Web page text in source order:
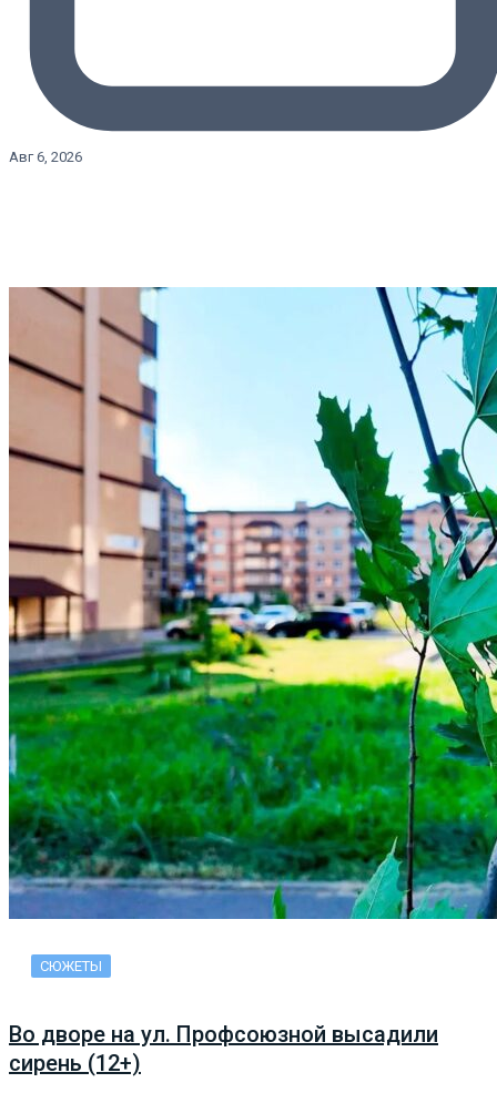
Авг 6, 2026
СЮЖЕТЫ
Во дворе на ул. Профсоюзной высадили
сирень (12+)